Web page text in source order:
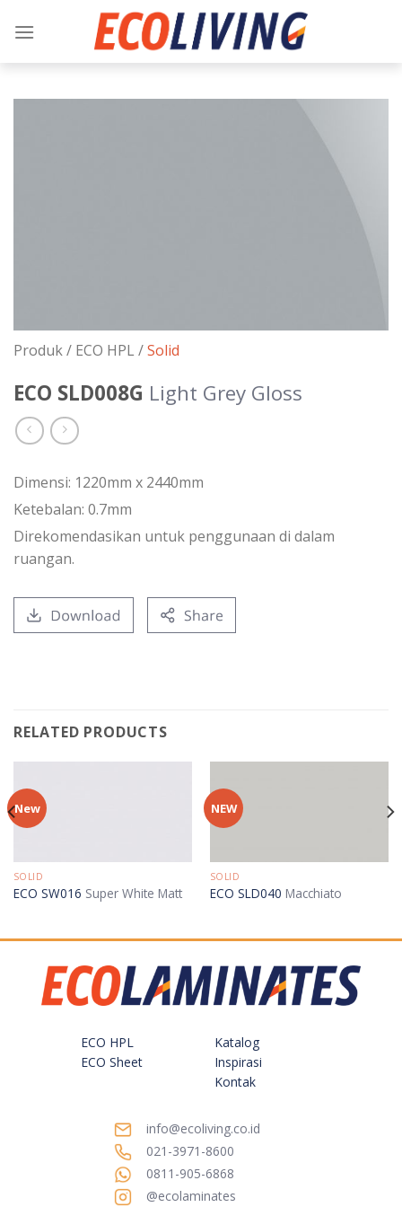
Produk / ECO HPL /Solid
ECO SLD008G Light Grey Gloss
Dimensi: 1220mm x 2440mm
Ketebalan: 0.7mm
Direkomendasikan untuk penggunaan di dalam
ruangan.
RELATED PRODUCTS
New
SOLID
ECO SW016 Super White Matt
NEW
SOLID
ECO SLD040 Macchiato
ECO HPL
ECO Sheet
Katalog
Inspirasi
Kontak
info@ecoliving.co.id
021-3971-8600
0811-905-6868
@ecolaminates